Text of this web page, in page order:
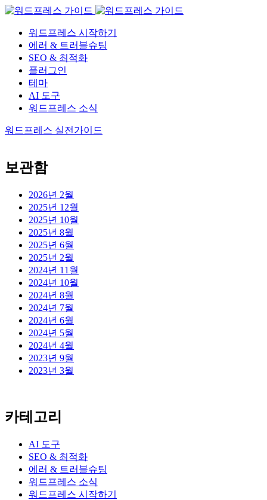
워드프레스 시작하기
에러 & 트러블슈팅
SEO & 최적화
플러그인
테마
AI 도구
워드프레스 소식
워드프레스 실전가이드
보관함
2026년 2월
2025년 12월
2025년 10월
2025년 8월
2025년 6월
2025년 2월
2024년 11월
2024년 10월
2024년 8월
2024년 7월
2024년 6월
2024년 5월
2024년 4월
2023년 9월
2023년 3월
카테고리
AI 도구
SEO & 최적화
에러 & 트러블슈팅
워드프레스 소식
워드프레스 시작하기